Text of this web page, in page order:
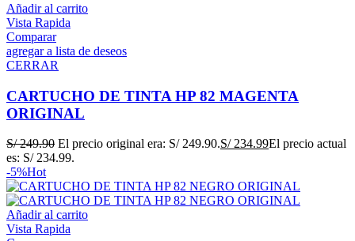
Añadir al carrito
Vista Rapida
Comparar
agregar a lista de deseos
CERRAR
CARTUCHO DE TINTA HP 82 MAGENTA
ORIGINAL
S/249.90 El precio original era: S/ 249.90.S/234.99El precio actual
es: S/ 234.99.
-5%Hot
Añadir al carrito
Vista Rapida